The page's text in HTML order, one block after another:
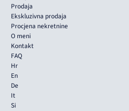
Prodaja
Ekskluzivna prodaja
Procjena nekretnine
O meni
Kontakt
FAQ
Hr
En
De
It
Si